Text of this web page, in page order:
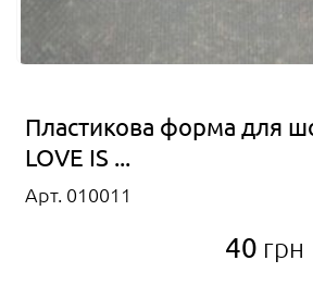
Пластикова форма для
LOVE IS ...
Арт. 010011
40 грн